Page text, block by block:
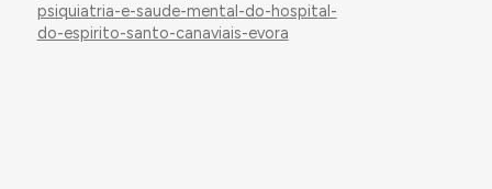
psiquiatria-e-saude-mental-do-hospital-
do-espirito-santo-canaviais-evora